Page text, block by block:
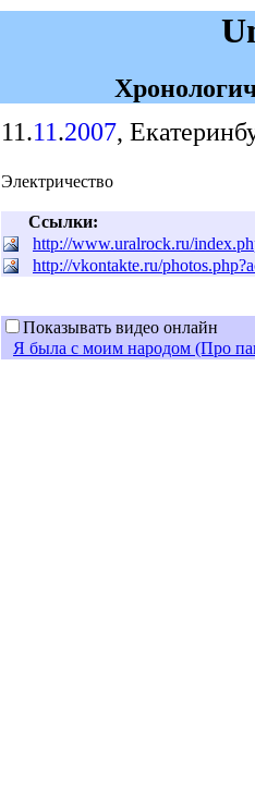
11.11.2007,
Электричество
Ссылки:
http://www.uralrock.ru/
http://vkontakte.ru/
Показывать видео онлайн
Я была с моим народом (Про